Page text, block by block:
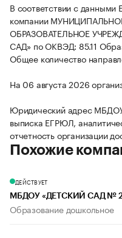
В соответствии с данными
компании
ОБРАЗОВАТЕЛЬНОЕ
САД» по ОКВЭД: 85.11
Общее количество
На 06 августа 2026
Юридический адрес
выписка ЕГРЮЛ,
отчетность организации
Похожие
ДЕЙСТВУЕТ
МБДОУ «ДЕТСКИЙ САД №
Образование дошкольное